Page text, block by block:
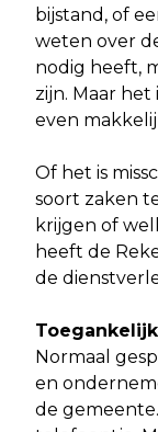
bijstand, of
weten over
nodig heeft,
zijn. Maar het
even
Of het is
soort zaken
krijgen of
heeft de
de
Normaal
en
de